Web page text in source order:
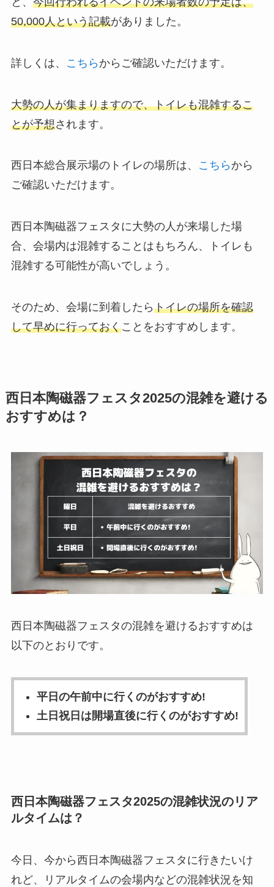
50,000人という記載がありました。
詳しくは、 こちら からご確認いただけます。
大勢の人が集まりますので、トイレも混雑するこ
とが予想されます。
西日本総合展示場のトイレの場所は、 こちら から
ご確認いただけます。
西日本陶磁器フェスタに大勢の人が来場した場
合、会場内は混雑することはもちろん、トイレも
混雑する可能性が高いでしょう。
そのため、会場に到着したらトイレの場所を確認
して早めに行っておくことをおすすめします。
西日本陶磁器フェスタ2025の混雑を避ける
おすすめは？
西日本陶磁器フェスタの混雑を避けるおすすめは
以下のとおりです。
平日の午前中に行くのがおすすめ!
土日祝日は開場直後に行くのがおすすめ!
西日本陶磁器フェスタ2025の混雑状況のリア
ルタイムは？
今日、今から西日本陶磁器フェスタに行きたいけ
れど、リアルタイムの会場内などの混雑状況を知